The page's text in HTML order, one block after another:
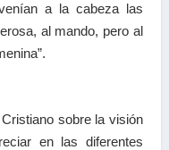
a la cabeza las
al mando, pero al
sobre la visión
en las diferentes